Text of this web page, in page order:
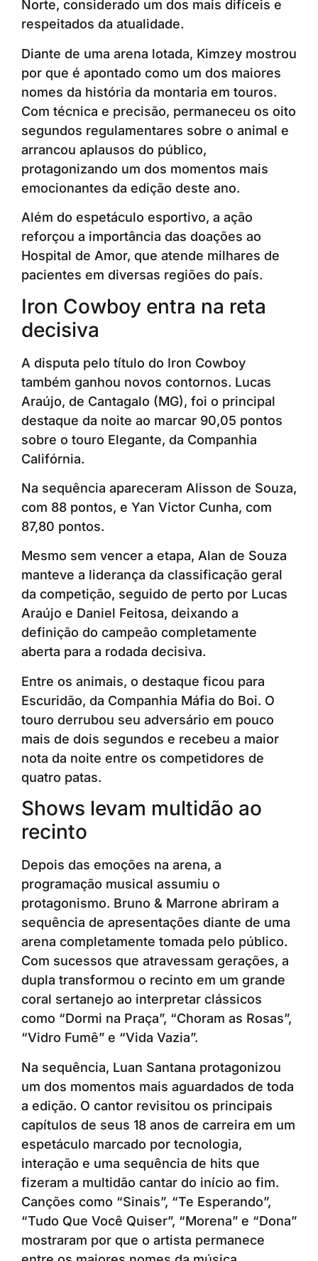
Norte, considerado um dos mais difíceis e
respeitados da atualidade.
Diante de uma arena lotada, Kimzey mostrou
por que é apontado como um dos maiores
nomes da história da montaria em touros.
Com técnica e precisão, permaneceu os oito
segundos regulamentares sobre o animal e
arrancou aplausos do público,
protagonizando um dos momentos mais
emocionantes da edição deste ano.
Além do espetáculo esportivo, a ação
reforçou a importância das doações ao
Hospital de Amor, que atende milhares de
pacientes em diversas regiões do país.
Iron Cowboy entra na reta
decisiva
A disputa pelo título do Iron Cowboy
também ganhou novos contornos. Lucas
Araújo, de Cantagalo (MG), foi o principal
destaque da noite ao marcar 90,05 pontos
sobre o touro Elegante, da Companhia
Califórnia.
Na sequência apareceram Alisson de Souza,
com 88 pontos, e Yan Victor Cunha, com
87,80 pontos.
Mesmo sem vencer a etapa, Alan de Souza
manteve a liderança da classificação geral
da competição, seguido de perto por Lucas
Araújo e Daniel Feitosa, deixando a
definição do campeão completamente
aberta para a rodada decisiva.
Entre os animais, o destaque ficou para
Escuridão, da Companhia Máfia do Boi. O
touro derrubou seu adversário em pouco
mais de dois segundos e recebeu a maior
nota da noite entre os competidores de
quatro patas.
Shows levam multidão ao
recinto
Depois das emoções na arena, a
programação musical assumiu o
protagonismo. Bruno & Marrone abriram a
sequência de apresentações diante de uma
arena completamente tomada pelo público.
Com sucessos que atravessam gerações, a
dupla transformou o recinto em um grande
coral sertanejo ao interpretar clássicos
como “Dormi na Praça”, “Choram as Rosas”,
“Vidro Fumê” e “Vida Vazia”.
Na sequência, Luan Santana protagonizou
um dos momentos mais aguardados de toda
a edição. O cantor revisitou os principais
capítulos de seus 18 anos de carreira em um
espetáculo marcado por tecnologia,
interação e uma sequência de hits que
fizeram a multidão cantar do início ao fim.
Canções como “Sinais”, “Te Esperando”,
“Tudo Que Você Quiser”, “Morena” e “Dona”
mostraram por que o artista permanece